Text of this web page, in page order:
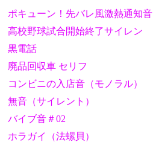
ポキューン！先バレ風激熱通知音
高校野球試合開始終了サイレン
黒電話
廃品回収車 セリフ
コンビニの入店音（モノラル）
無音（サイレント）
バイブ音＃02
ホラガイ（法螺貝）